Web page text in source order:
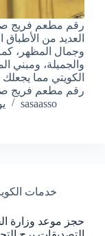
رقم مطعم فريج
العديد من الأطباق
وجمال المظهر، كما
والجميلة، ومبني
الكويتي مما يجعلك
رقم مطعم فريج
sasaasso
خدمات
حجز موعد وزارة